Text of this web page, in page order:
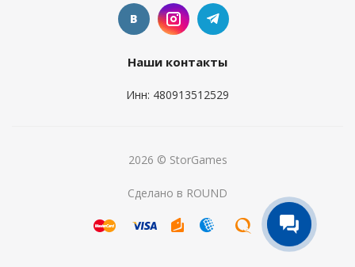
Наши контакты
Инн: 480913512529
2026 © StorGames
Сделано в ROUND